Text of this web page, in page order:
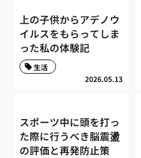
上の子供からアデノウ
イルスをもらってしま
った私の体験記
2026.05.13
生活
スポーツ中に頭を打っ
た際に行うべき脳震盪
の評価と再発防止策